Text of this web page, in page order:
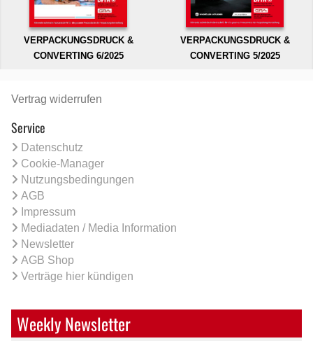
VERPACKUNGSDRUCK &
CONVERTING 6/2025
VERPACKUNGSDRUCK &
CONVERTING 5/2025
Vertrag widerrufen
Service
Datenschutz
Cookie-Manager
Nutzungsbedingungen
AGB
Impressum
Mediadaten / Media Information
Newsletter
AGB Shop
Verträge hier kündigen
Weekly Newsletter